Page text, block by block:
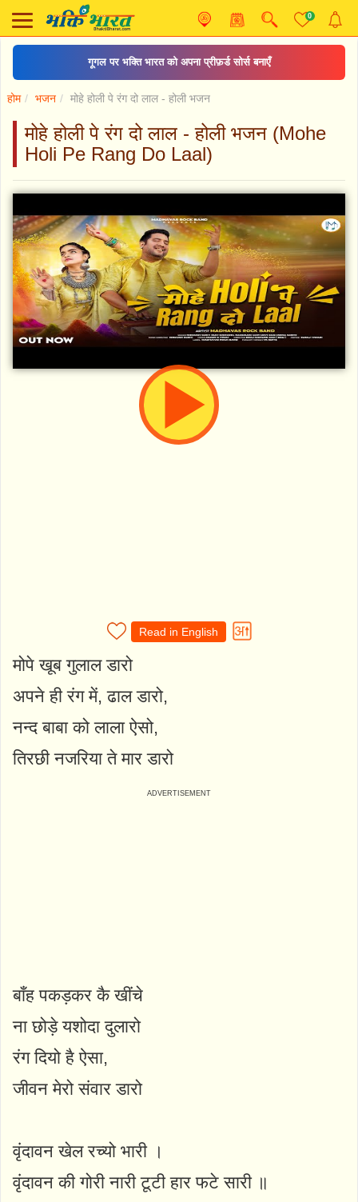
0
गूगल पर भक्ति भारत को अपना प्रीफ़र्ड सोर्स बनाएँ
होम भजन मोहे होली पे रंग दो लाल - होली भजन
मोहे होली पे रंग दो लाल - होली भजन (Mohe
Holi Pe Rang Do Laal)
Read in English
मोपे खूब गुलाल डारो
अपने ही रंग में, ढाल डारो,
नन्द बाबा को लाला ऐसो,
तिरछी नजरिया ते मार डारो
बाँह पकड़कर कै खींचे
ना छोड़े यशोदा दुलारो
रंग दियो है ऐसा,
जीवन मेरो संवार डारो
वृंदावन खेल रच्यो भारी ।
वृंदावन की गोरी नारी टूटी हार फटे सारी ॥